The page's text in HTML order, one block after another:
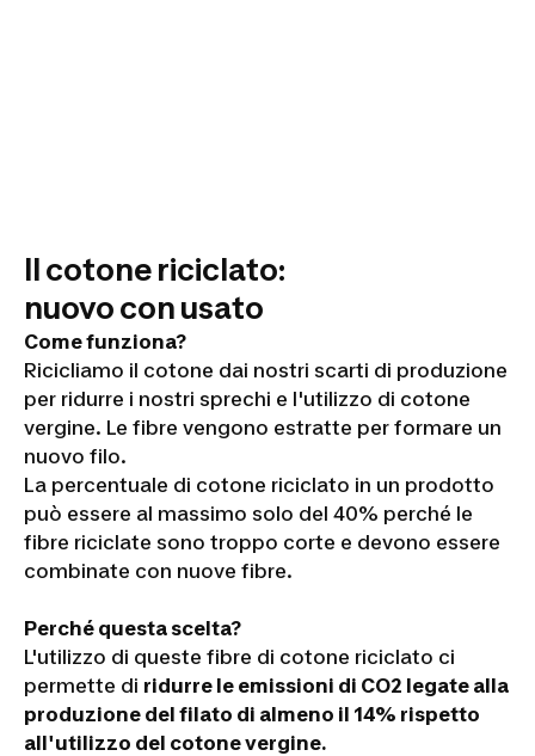
Il cotone riciclato:
nuovo con usato
Come funziona?
Ricicliamo il cotone dai nostri scarti di produzione
per ridurre i nostri sprechi e l'utilizzo di cotone
vergine. Le fibre vengono estratte per formare un
nuovo filo.
La percentuale di cotone riciclato in un prodotto
può essere al massimo solo del 40% perché le
fibre riciclate sono troppo corte e devono essere
combinate con nuove fibre.
Perché questa scelta?
L'utilizzo di queste fibre di cotone riciclato ci
permette di ridurre le emissioni di CO2 legate alla
produzione del filato di almeno il 14% rispetto
all'utilizzo del cotone vergine.